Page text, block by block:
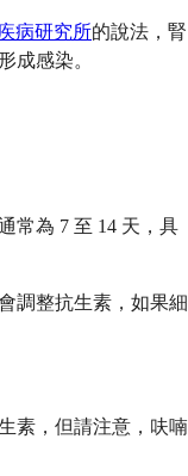
病研究所的說法，腎
成感染。
常為 7 至 14 天，具
調整抗生素，如果細
素，但請注意，呋喃